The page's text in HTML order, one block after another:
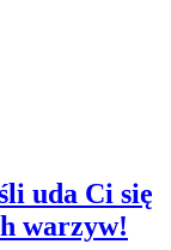
uda Ci się
warzyw!